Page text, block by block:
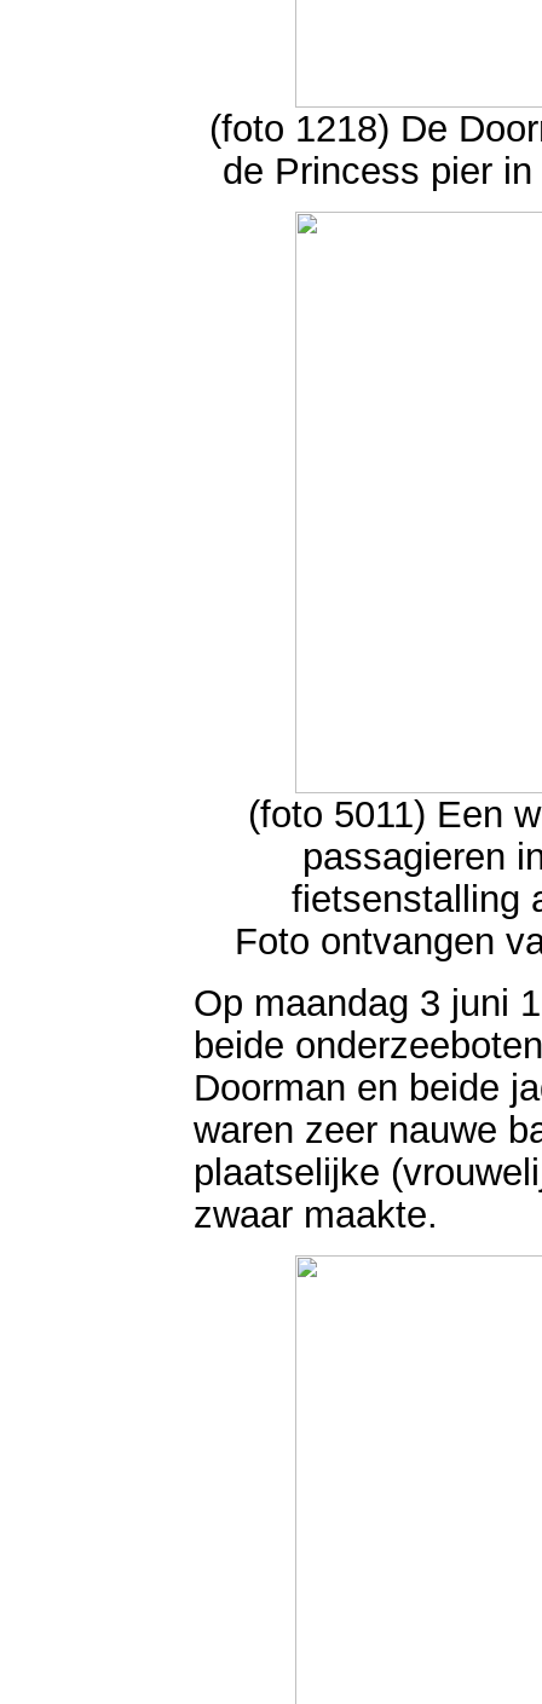
(foto 1218) De
de Princess pier
(foto 5011) Een
passagieren
fietsenstalling
Foto ontvangen
Op maandag 3 juni
beide
Doorman en beide
waren zeer nauwe
plaatselijke
zwaar maakte.